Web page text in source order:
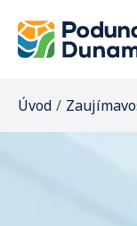
Úvod /